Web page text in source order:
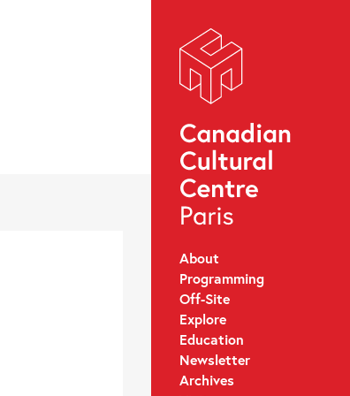
About
Programming
Off-Site
Explore
Education
Newsletter
Archives